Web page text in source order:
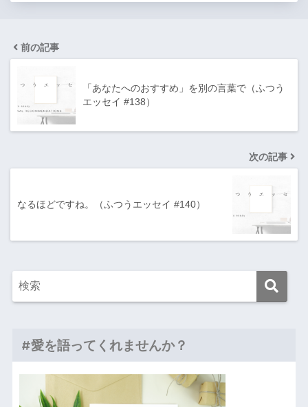
前の記事
「あなたへのおすすめ」を別の言葉で（ふつう
エッセイ #138）
次の記事
なるほどですね。（ふつうエッセイ #140）
#愛を語ってくれませんか？